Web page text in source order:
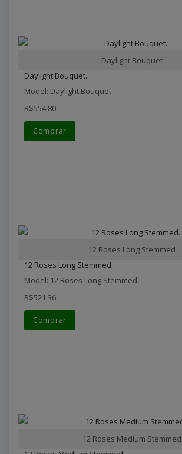
Daylight Bouquet
Daylight Bouquet..
Model: Daylight Bouquet
R$554,80
Comprar
12 Roses Long Stemmed
12 Roses Long Stemmed..
Model: 12 Roses Long Stemmed
R$521,36
Comprar
12 Roses Medium Stemmed